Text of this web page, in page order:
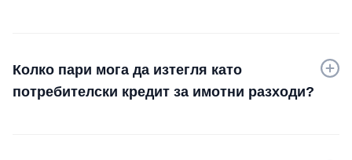
Колко пари мога да изтегля като
потребителски кредит за имотни разходи?